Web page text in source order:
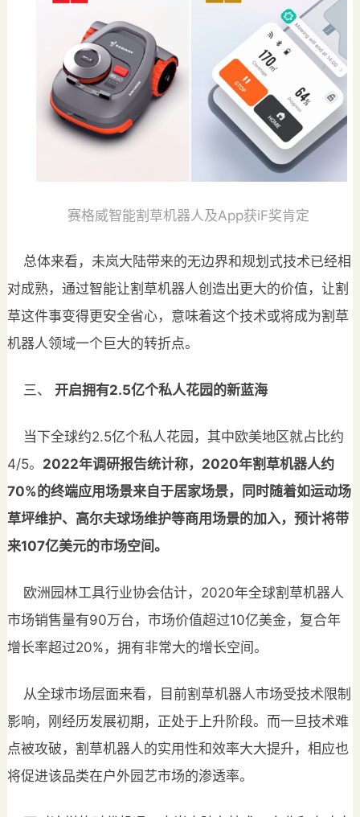
赛格威智能割草机器人及App获iF奖肯定
总体来看，未岚大陆带来的无边界和规划式技术已经相
对成熟，通过智能让割草机器人创造出更大的价值，让割
草这件事变得更安全省心，意味着这个技术或将成为割草
机器人领域一个巨大的转折点。
三、 开启拥有2.5亿个私人花园的新蓝海
当下全球约2.5亿个私人花园，其中欧美地区就占比约
4/5。 2022年调研报告统计称，2020年割草机器人约
70%的终端应用场景来自于居家场景，同时随着如运动场
草坪维护、高尔夫球场维护等商用场景的加入，预计将带
来107亿美元的市场空间。
欧洲园林工具行业协会估计，2020年全球割草机器人
市场销售量有90万台，市场价值超过10亿美金，复合年
增长率超过20%，拥有非常大的增长空间。
从全球市场层面来看，目前割草机器人市场受技术限制
影响，刚经历发展初期，正处于上升阶段。而一旦技术难
点被攻破，割草机器人的实用性和效率大大提升，相应也
将促进该品类在户外园艺市场的渗透率。